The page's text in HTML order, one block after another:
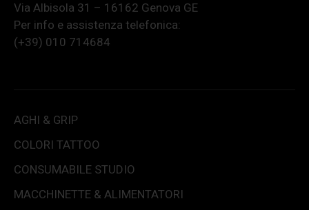
Via Albisola 31 – 16162 Genova GE
Per info e assistenza telefonica:
(+39) 010 714684
AGHI & GRIP
COLORI TATTOO
CONSUMABILE STUDIO
MACCHINETTE & ALIMENTATORI